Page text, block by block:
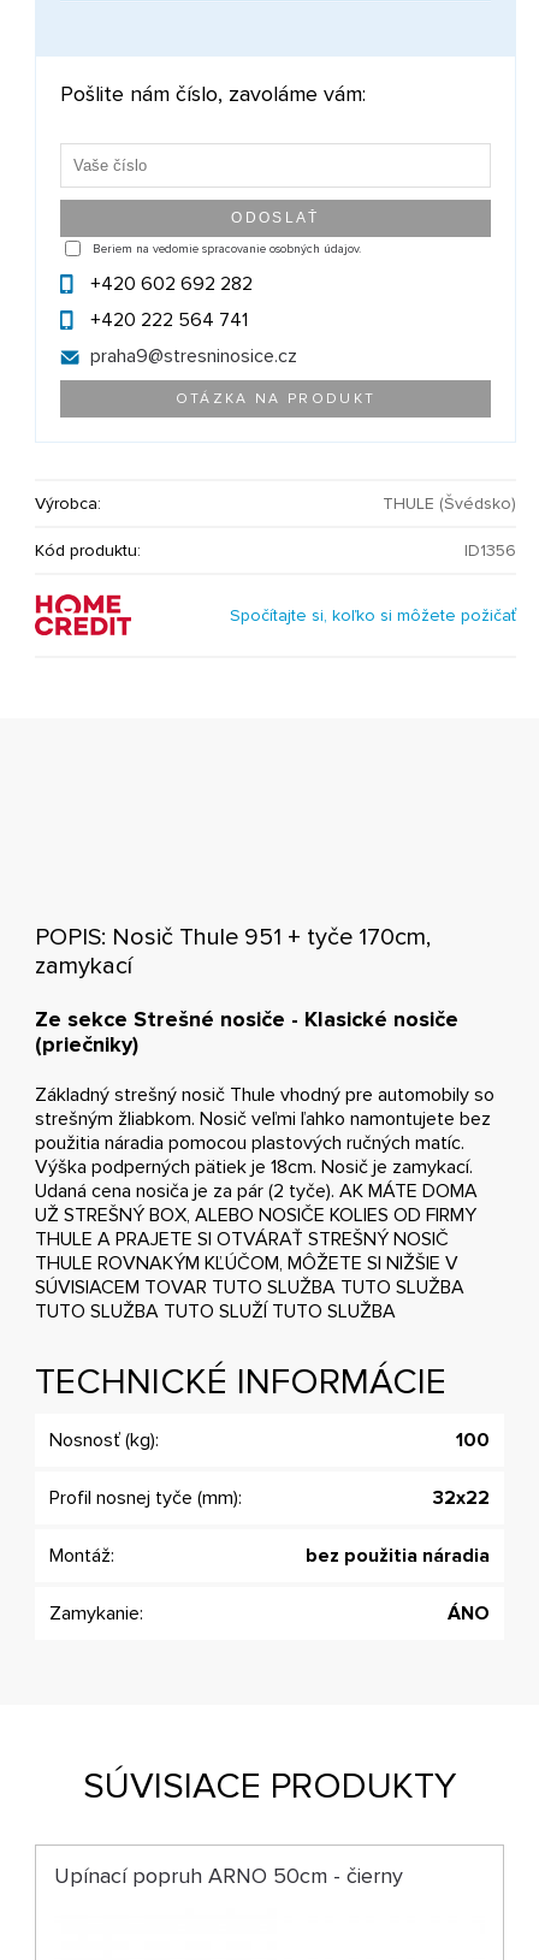
Pošlite nám číslo, zavoláme vám:
Beriem na vedomie spracovanie osobných údajov.
+420 602 692 282
+420 222 564 741
praha9@stresninosice.cz
OTÁZKA NA PRODUKT
Výrobca: THULE (Švédsko)
Kód produktu: ID1356
Spočítajte si, koľko si môžete požičať
POPIS: Nosič Thule 951 + tyče 170cm,
zamykací
Ze sekce Strešné nosiče - Klasické nosiče
(priečniky)
Základný strešný nosič Thule vhodný pre automobily so
strešným žliabkom. Nosič veľmi ľahko namontujete bez
použitia náradia pomocou plastových ručných matíc.
Výška podperných pätiek je 18cm. Nosič je zamykací.
Udaná cena nosiča je za pár (2 tyče). AK MÁTE DOMA
UŽ STREŠNÝ BOX, ALEBO NOSIČE KOLIES OD FIRMY
THULE A PRAJETE SI OTVÁRAŤ STREŠNÝ NOSIČ
THULE ROVNAKÝM KĽÚČOM, MÔŽETE SI NIŽŠIE V
SÚVISIACEM TOVAR TUTO SLUŽBA TUTO SLUŽBA
TUTO SLUŽBA TUTO SLUŽÍ TUTO SLUŽBA
TECHNICKÉ INFORMÁCIE
Nosnosť (kg): 100
Profil nosnej tyče (mm): 32x22
Montáž: bez použitia náradia
Zamykanie: ÁNO
SÚVISIACE PRODUKTY
Upínací popruh ARNO 50cm - čierny